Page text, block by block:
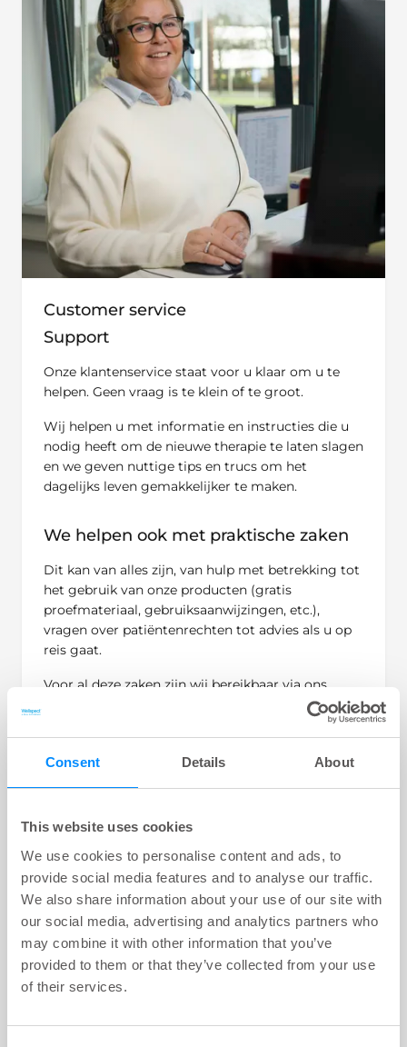
Consent Details About
This website uses cookies
We use cookies to personalise content and ads, to
provide social media features and to analyse our traffic.
We also share information about your use of our site with
our social media, advertising and analytics partners who
may combine it with other information that you’ve
provided to them or that they’ve collected from your use
of their services.
Customer service
Support
Onze klantenservice staat voor u klaar om u te
helpen. Geen vraag is te klein of te groot.
Wij helpen u met informatie en instructies die u
nodig heeft om de nieuwe therapie te laten slagen
en we geven nuttige tips en trucs om het
dagelijks leven gemakkelijker te maken.
We helpen ook met praktische zaken
Dit kan van alles zijn, van hulp met betrekking tot
het gebruik van onze producten (gratis
proefmateriaal, gebruiksaanwijzingen, etc.),
vragen over patiëntenrechten tot advies als u op
reis gaat.
Voor al deze zaken zijn wij bereikbaar via ons
gratis informatienummer, per e-mail en via onze
Telefoon: 079 - 363 70 10
E-mail: benelux-info@wellspect.com